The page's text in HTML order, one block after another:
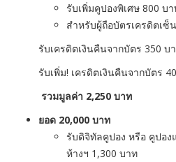
รับเพิ่มคูปองพิเศษ 800 บ
สำหรับผู้ถือบัตรเครดิตเซ็
รับเครดิตเงินคืนจากบัตร 350 บ
รับเพิ่ม! เครดิตเงินคืนจากบัตร
รวมมูลค่า 2,250 บาท
ยอด 20,000 บาท
รับดิจิทัลคูปอง หรือ คูปอง
ห้างฯ 1,300 บาท